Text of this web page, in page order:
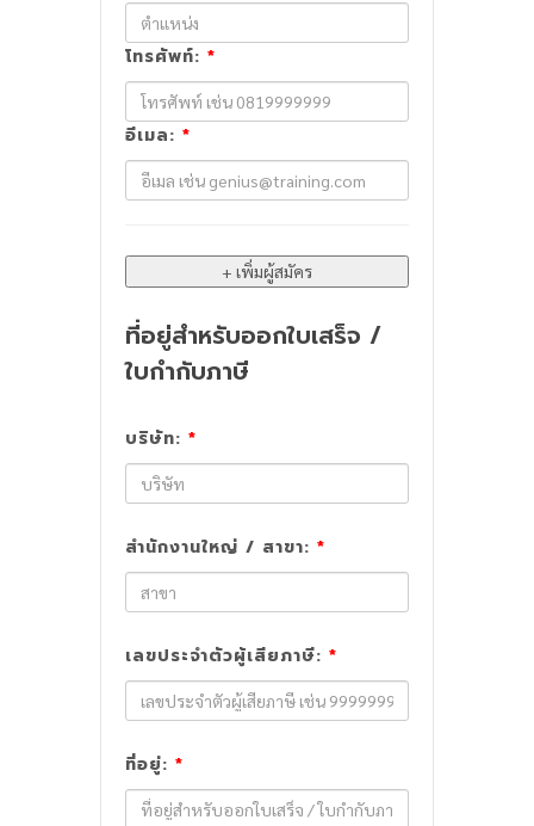
โทรศัพท์: *
อีเมล: *
ที่อยู่สำหรับออกใบเสร็จ /
ใบกำกับภาษี
บริษัท: *
สำนักงานใหญ่ / สาขา: *
เลขประจำตัวผู้เสียภาษี: *
ที่อยู่: *